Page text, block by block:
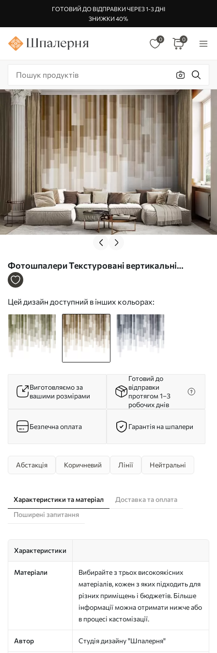
ГОТОВИЙ ДО ВІДПРАВКИ ЧЕРЕЗ 1-3 ДНІ
ЗНИЖКИ 40%
0 0
Фотошпалери Текстуровані вертикальні
прямокутники різної прозорості та відтінків
w09889v1
Цей дизайн доступний в інших кольорах:
Виготовляємо за
вашими розмірами
Готовий до
відправки
протягом 1–3
робочих днів
Безпечна оплата Гарантія на шпалери
Абстакція Коричневий Лінії Нейтральні
Характеристики та матеріал
Доставка та оплата
Поширені запитання
Характеристики
Матеріали
Вибирайте з трьох високоякісних
матеріалів, кожен з яких підходить для
різних приміщень і бюджетів. Більше
інформації можна отримати нижче або
в процесі кастомізації.
Автор Студія дизайну "Шпалерня"